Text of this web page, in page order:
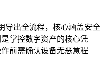
导出全流程，核心涵盖安全
掌控数字资产的核心凭
前需确认设备无恶意程